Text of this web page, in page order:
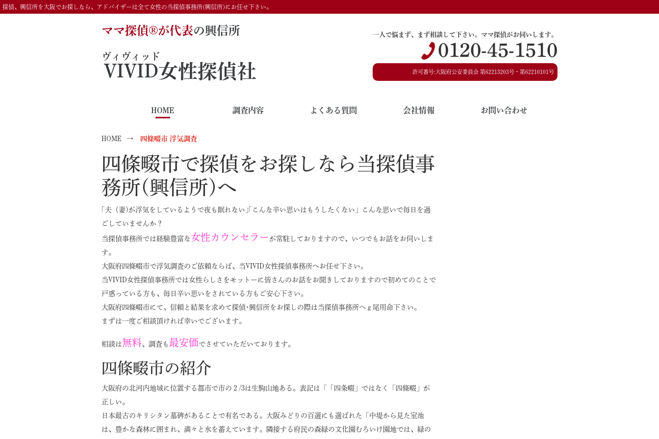
探偵、興信所を大阪でお探しなら、アドバイザーは全て女性の当探偵事務所(興信所)にお任せ下さい。
ママ探偵®️が代表の興信所
VIVID
ヴィヴィッド
女性探偵社
一人で悩まず、まず相談して下さい。 ママ探偵がお伺いします。
0120-45-1510
許可番号:大阪府公安委員会 第62213203号・第62210101号
HOME 調査内容 よくある質問 会社情報 お問い合わせ
HOME 四條畷市 浮気調査
四條畷市で探偵をお探しなら当探偵事
務所(興信所)へ
｢夫（妻)が浮気をしているようで夜も眠れない｣｢こんな辛い思いはもうしたくない」こんな思いで毎日を過
ごしていませんか？
当探偵事務所では経験豊富な女性カウンセラー が常駐しておりますので、いつでもお話をお伺いしま
す。
大阪府四條畷市で浮気調査のご依頼ならば、当VIVID女性探偵事務所へお任せ下さい。
当VIVID女性探偵事務所では女性らしさをモットーに皆さんのお話をお聞きしておりますので初めてのことで
戸惑っている方も、毎日辛い思いをされている方もご安心下さい。
大阪府四條畷市にて、信頼と結果を求めて探偵･興信所をお探しの際は当探偵事務所へｇ尾用命下さい。
まずは一度ご相談頂ければ幸いでございます。
相談は無料、調査も 最安価でさせていただいております。
四條畷市の紹介
大阪府の北河内地域に位置する都市で市の２/3は生駒山地ある。表記は「「四条畷」ではなく「四條畷」が
正しい。
日本最古のキリシタン墓碑があることで有名である。大阪みどりの百選にも選ばれた「中堤から見た室池
は、豊かな森林に囲まれ、満々と水を蓄えています。隣接する府民の森緑の文化園むろいけ園地では、緑の